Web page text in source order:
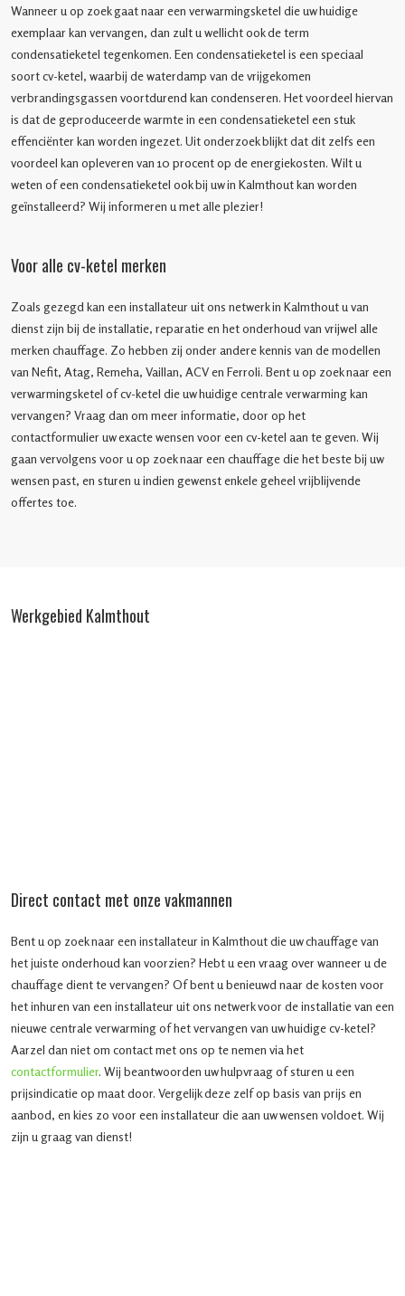
Wanneer u op zoek gaat naar een verwarmingsketel die uw huidige
exemplaar kan vervangen, dan zult u wellicht ook de term
condensatieketel tegenkomen. Een condensatieketel is een speciaal
soort cv-ketel, waarbij de waterdamp van de vrijgekomen
verbrandingsgassen voortdurend kan condenseren. Het voordeel hiervan
is dat de geproduceerde warmte in een condensatieketel een stuk
effenciënter kan worden ingezet. Uit onderzoek blijkt dat dit zelfs een
voordeel kan opleveren van 10 procent op de energiekosten. Wilt u
weten of een condensatieketel ook bij uw in Kalmthout kan worden
geïnstalleerd? Wij informeren u met alle plezier!
Voor alle cv-ketel merken
Zoals gezegd kan een installateur uit ons netwerk in Kalmthout u van
dienst zijn bij de installatie, reparatie en het onderhoud van vrijwel alle
merken chauffage. Zo hebben zij onder andere kennis van de modellen
van Nefit, Atag, Remeha, Vaillan, ACV en Ferroli. Bent u op zoek naar een
verwarmingsketel of cv-ketel die uw huidige centrale verwarming kan
vervangen? Vraag dan om meer informatie, door op het
contactformulier uw exacte wensen voor een cv-ketel aan te geven. Wij
gaan vervolgens voor u op zoek naar een chauffage die het beste bij uw
wensen past, en sturen u indien gewenst enkele geheel vrijblijvende
offertes toe.
Werkgebied Kalmthout
Direct contact met onze vakmannen
Bent u op zoek naar een installateur in Kalmthout die uw chauffage van
het juiste onderhoud kan voorzien? Hebt u een vraag over wanneer u de
chauffage dient te vervangen? Of bent u benieuwd naar de kosten voor
het inhuren van een installateur uit ons netwerk voor de installatie van een
nieuwe centrale verwarming of het vervangen van uw huidige cv-ketel?
Aarzel dan niet om contact met ons op te nemen via het
contactformulier. Wij beantwoorden uw hulpvraag of sturen u een
prijsindicatie op maat door. Vergelijk deze zelf op basis van prijs en
aanbod, en kies zo voor een installateur die aan uw wensen voldoet. Wij
zijn u graag van dienst!